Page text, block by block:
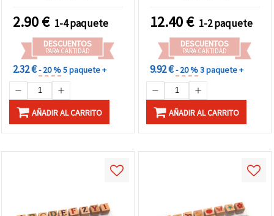
manualidades creativas
DIY
2.90€ 1-4 paquete
DESCUENTOS
PARA CANTIDAD
2.32 €- 20 %5 paquete +
AÑADIR AL CARRITO
38x45 mm
12.40€ 1-2 paquete
DESCUENTOS
PARA CANTIDAD
9.92 €- 20 %3 paquete +
AÑADIR AL CARRITO